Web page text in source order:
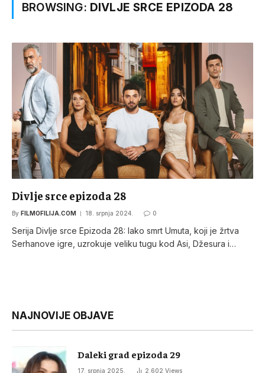
BROWSING: DIVLJE SRCE EPIZODA 28
Divlje srce epizoda 28
By FILMOFILIJA.COM 18. srpnja 2024. 0
Serija Divlje srce Epizoda 28: Iako smrt Umuta, koji je žrtva
Serhanove igre, uzrokuje veliku tugu kod Asi, Džesura i…
NAJNOVIJE OBJAVE
Daleki grad epizoda 29
17. srpnja 2025. 2.602 Views